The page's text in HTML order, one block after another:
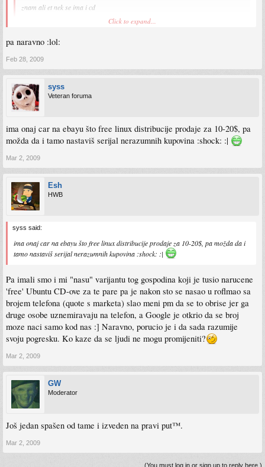
znam ali et nek se ima i cd
Click to expand...
pa naravno :lol:
Feb 28, 2009
syss
Veteran foruma
ima onaj car na ebayu što free linux distribucije prodaje za 10-20$, pa
možda da i tamo nastaviš serijal nerazumnih kupovina :shock: :|
Mar 2, 2009
Esh
HWB
syss said:
ima onaj car na ebayu što free linux distribucije prodaje za 10-20$, pa možda da i
tamo nastaviš serijal nerazumnih kupovina :shock: :|
Pa imali smo i mi "nasu" varijantu tog gospodina koji je tusio narucene
'free' Ubuntu CD-ove za te pare pa je nakon sto se nasao u roflmao sa
brojem telefona (quote s marketa) slao meni pm da se to obrise jer ga
druge osobe uznemiravaju na telefon, a Google je otkrio da se broj
moze naci samo kod nas :] Naravno, porucio je i da sada razumije
svoju pogresku. Ko kaze da se ljudi ne mogu promijeniti?
Mar 2, 2009
GW
Moderator
Još jedan spašen od tame i izveden na pravi put™.
Mar 2, 2009
(You must log in or sign up to reply here.)